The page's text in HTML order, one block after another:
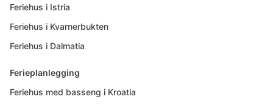
Feriehus i Istria
Feriehus i Kvarnerbukten
Feriehus i Dalmatia
Ferieplanlegging
Feriehus med basseng i Kroatia